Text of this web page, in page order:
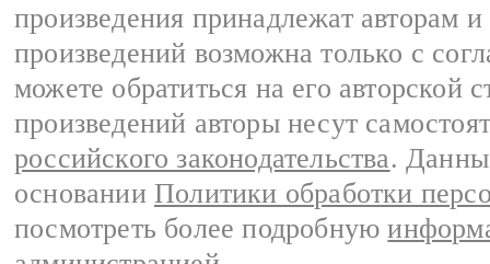
произведения принадлежат авторам
произведений возможна только с
можете обратиться на его авторской
произведений авторы несут
российского законодательства.
основании Политики обработки
посмотреть более подробную